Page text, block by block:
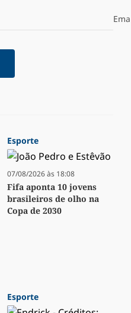
Esporte
07/08/2026 às 18:08
Fifa aponta 10 jovens
brasileiros de olho na
Copa de 2030
Esporte